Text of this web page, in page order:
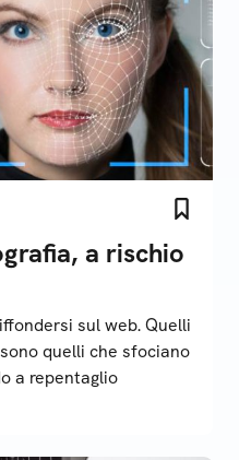
a rischio
sul web. Quelli
quelli che sfociano
a repentaglio